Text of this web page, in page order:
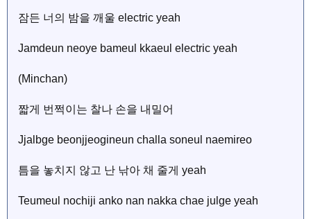
잠든 너의 밤을 깨울 electric yeah
Jamdeun neoye bameul kkaeul electric yeah
(Minchan)
짧게 번쩍이는 찰나 손을 내밀어
Jjalbge beonjjeogineun challa soneul naemireo
틈을 놓치지 않고 난 낚아 채 줄게 yeah
Teumeul nochiji anko nan nakka chae julge yeah